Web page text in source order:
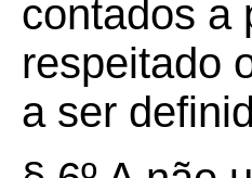
contados a
respeitado
a ser